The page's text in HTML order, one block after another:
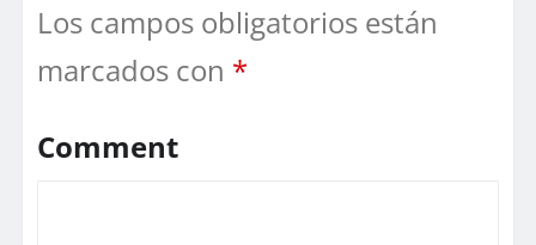
Los campos obligatorios están
marcados con *
Comment